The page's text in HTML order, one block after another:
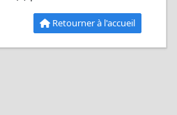
Retourner à l'accueil